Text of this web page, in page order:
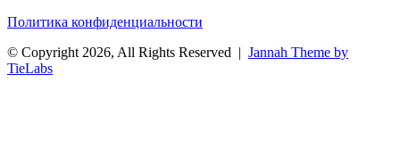
Политика конфиденциальности
© Copyright 2026, All Rights Reserved | Jannah Theme by
TieLabs